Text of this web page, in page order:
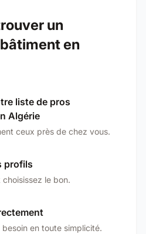
un
en
liste de pros
Algérie
ceux près de chez vous.
profils
le bon.
en toute simplicité.